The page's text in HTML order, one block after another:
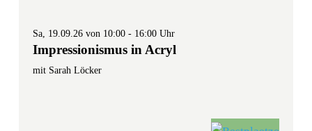
Sa, 19.09.26 von 10:00 - 16:00 Uhr
Impressionismus in Acryl
mit Sarah Löcker